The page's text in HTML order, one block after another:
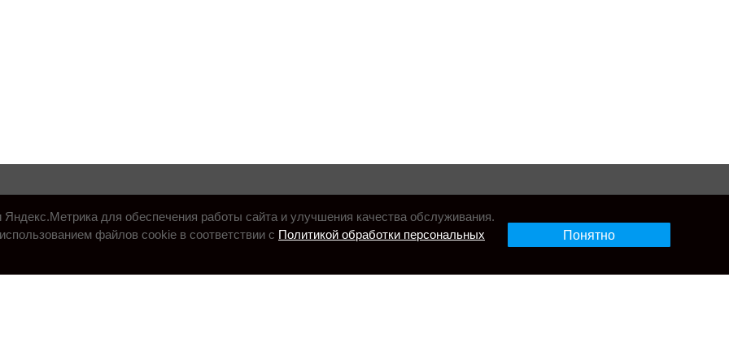
для обеспечения работы сайта и улучшения качества обслуживания.
файлов cookie в соответствии с Политикой обработки персональных
Понятно